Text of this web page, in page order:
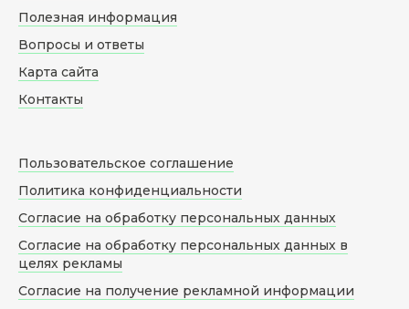
Полезная информация
Вопросы и ответы
Карта сайта
Контакты
Пользовательское соглашение
Политика конфиденциальности
Согласие на обработку персональных данных
Согласие на обработку персональных данных в
целях рекламы
Согласие на получение рекламной информации